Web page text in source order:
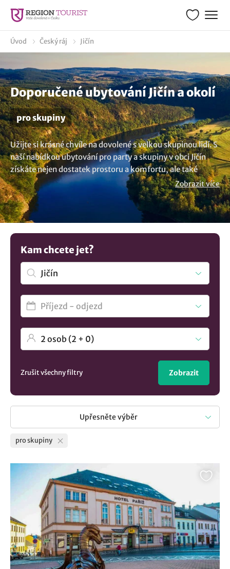
Úvod Český ráj Jičín
Doporučené ubytování Jičín a okolí
pro skupiny
Užijte si krásné chvíle na dovolené s velkou skupinou lidí. S
naší nabídkou ubytování pro party a skupiny v obci Jičín
získáte nejen dostatek prostoru a komfortu, ale také
možnost pořádání společenských akcí. Koukněte se na
tato ubytování, která pohodlně ubytují skupiny o velikosti
10, 15, 20, 25, 30, 45, 50, 60, 70 osob a více. Nabízená
zařízení splní vaše nároky a představy. Pro výpis všech
možností koukněte naubytování v lokalitě Jičín. a máte
Zobrazit více
Kam chcete jet?
Zrušit všechny filtry Zobrazit
Upřesněte výběr
pro skupiny